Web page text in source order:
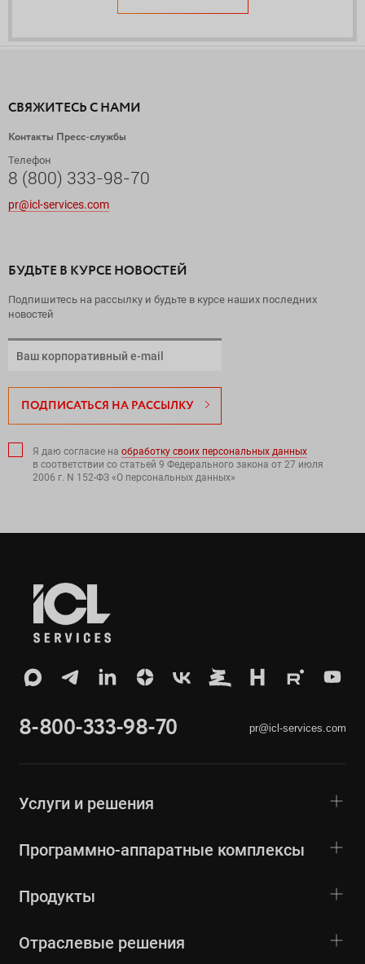
СВЯЖИТЕСЬ С НАМИ
Контакты Пресс-службы
Телефон
8 (800) 333-98-70
pr@icl-services.com
БУДЬТЕ В КУРСЕ НОВОСТЕЙ
Подпишитесь на рассылку и будьте в курсе наших последних
новостей
ПОДПИСАТЬСЯ НА РАССЫЛКУ
Я даю согласие на обработку своих персональных данных
в соответствии со статьей 9 Федерального закона от 27 июля
2006 г. N 152-ФЗ «О персональных данных»
8-800-333-98-70 pr@icl-services.com
Услуги и решения
Программно-аппаратные комплексы
Продукты
Отраслевые решения